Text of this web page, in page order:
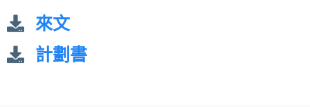
來文
計劃書